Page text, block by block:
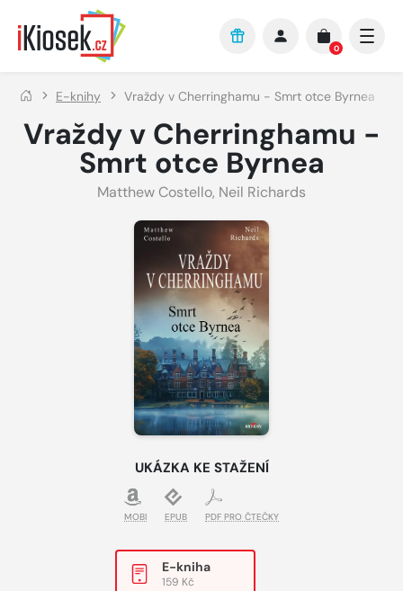
Přejít na hlavní obsah
0
E-knihy Vraždy v Cherringhamu - Smrt otce Byrnea
Vraždy v Cherringhamu -
Smrt otce Byrnea
Matthew Costello, Neil Richards
UKÁZKA KE STAŽENÍ
MOBI EPUB PDF PRO ČTEČKY
E-kniha
159 Kč